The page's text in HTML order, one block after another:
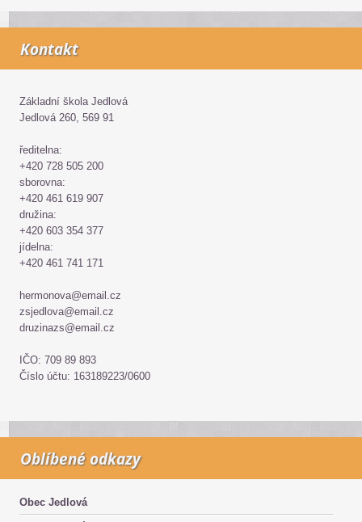
Kontakt
Základní škola Jedlová
Jedlová 260, 569 91
ředitelna:
+420 728 505 200
sborovna:
+420 461 619 907
družina:
+420 603 354 377
jídelna:
+420 461 741 171
hermonova@email.cz
zsjedlova@email.cz
druzinazs@email.cz
IČO: 709 89 893
Číslo účtu: 163189223/0600
Oblíbené odkazy
Obec Jedlová